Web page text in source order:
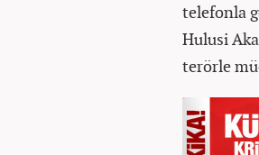
telefonla
Hulusi
terörle